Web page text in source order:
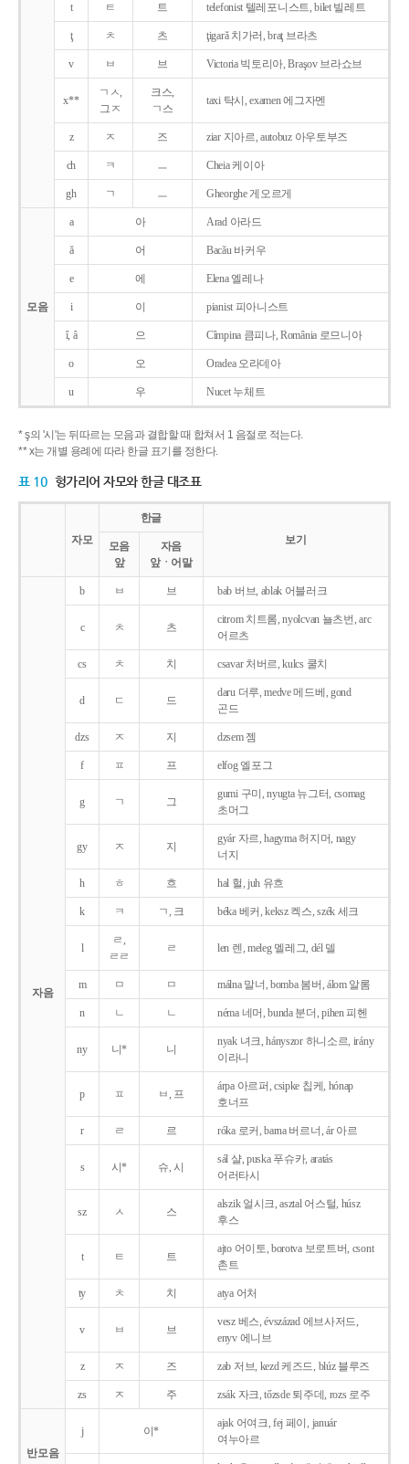
t ㅌ 트 telefonist 텔레포니스트, bilet 빌레트
ţ ㅊ 츠 ţigarǎ 치가러, braţ 브라츠
v ㅂ 브 Victoria 빅토리아, Braşov 브라쇼브
x**
ㄱㅅ,
그ㅈ
크스,
ㄱ스
taxi 탁시, examen 에그자멘
z ㅈ 즈 ziar 지아르, autobuz 아우토부즈
ch ㅋ ㅡ Cheia 케이아
gh ㄱ ㅡ Gheorghe 게오르게
모음
a 아 Arad 아라드
ǎ 어 Bacǎu 바커우
e 에 Elena 엘레나
i 이 pianist 피아니스트
î, â 으 Cîmpina 큼피나, România 로므니아
o 오 Oradea 오라데아
u 우 Nucet 누체트
* ş의 '시'는 뒤따르는 모음과 결합할 때 합쳐서 1 음절로 적는다.
** x는 개별 용례에 따라 한글 표기를 정한다.
표 10 헝가리어 자모와 한글 대조표
자모
한글
보기
모음
앞
자음
앞ㆍ어말
자음
b ㅂ 브 bab 버브, ablak 어블러크
c ㅊ 츠
citrom 치트롬, nyolcvan 뇰츠번, arc
어르츠
cs ㅊ 치 csavar 처버르, kulcs 쿨치
d ㄷ 드
daru 더루, medve 메드베, gond
곤드
dzs ㅈ 지 dzsem 젬
f ㅍ 프 elfog 엘포그
g ㄱ 그
gumi 구미, nyugta 뉴그터, csomag
초머그
gy ㅈ 지
gyár 자르, hagyma 허지머, nagy
너지
h ㅎ 흐 hal 헐, juh 유흐
k ㅋ ㄱ, 크 béka 베커, keksz 켁스, szék 세크
l
ㄹ,
ㄹㄹ
ㄹ len 렌, meleg 멜레그, dél 델
m ㅁ ㅁ málna 말너, bomba 봄버, álom 알롬
n ㄴ ㄴ néma 네머, bunda 분더, pihen 피헨
ny 니* 니
nyak 녀크, hányszor 하니소르, irány
이라니
p ㅍ ㅂ, 프
árpa 아르퍼, csipke 칩케, hónap
호너프
r ㄹ 르 róka 로커, barna 버르너, ár 아르
s 시* 슈, 시
sál 샬, puska 푸슈카, aratás
어러타시
sz ㅅ 스
alszik 얼시크, asztal 어스털, húsz
후스
t ㅌ 트
ajto 어이토, borotva 보로트버, csont
촌트
ty ㅊ 치 atya 어처
v ㅂ 브
vesz 베스, évszázad 에브사저드,
enyv 에니브
z ㅈ 즈 zab 저브, kezd 케즈드, blúz 블루즈
zs ㅈ 주 zsák 자크, tőzsde 퇴주데, rozs 로주
반모음
j 이*
ajak 어여크, fej 페이, január
여누아르